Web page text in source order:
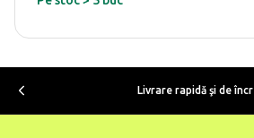
Livrare rapidă şi de